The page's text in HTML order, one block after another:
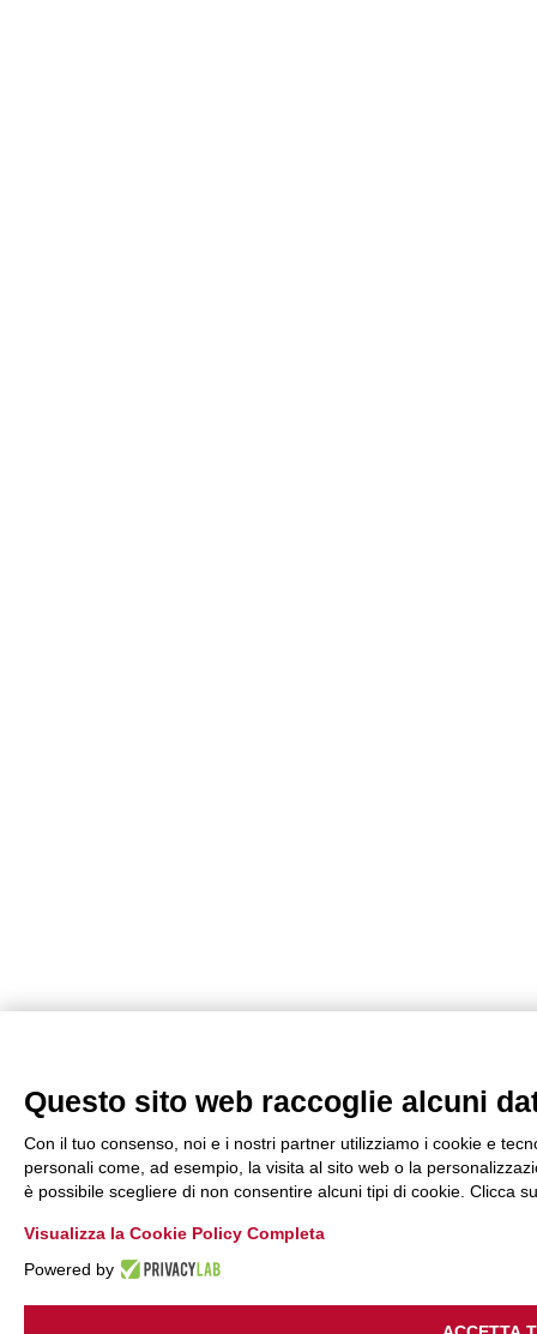
Questo sito web raccoglie alcuni
Con il tuo consenso, noi e i nostri partner utilizziamo i cookie e
personali come, ad esempio, la visita al sito web o la
è possibile scegliere di non consentire alcuni tipi di cookie. Clicca
Visualizza la Cookie Policy Completa
Powered by